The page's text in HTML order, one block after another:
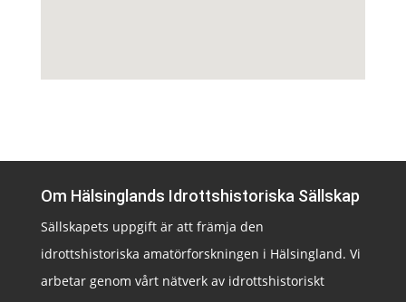
Om Hälsinglands Idrottshistoriska Sällskap
Sällskapets uppgift är att främja den
idrottshistoriska amatörforskningen i Hälsingland. Vi
arbetar genom vårt nätverk av idrottshistoriskt